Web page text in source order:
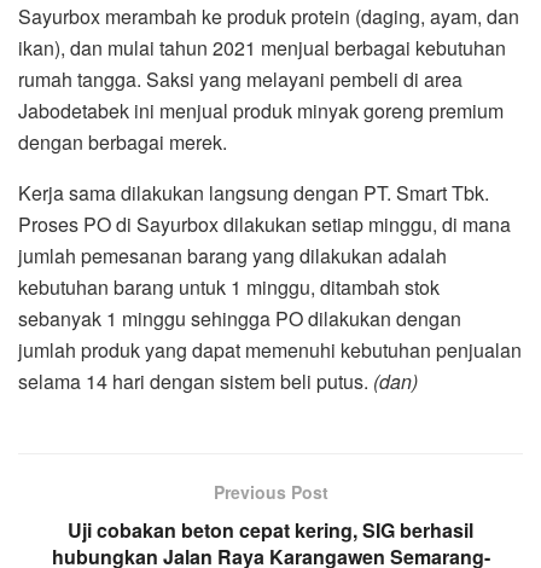
Sayurbox merambah ke produk protein (daging, ayam, dan
ikan), dan mulai tahun 2021 menjual berbagai kebutuhan
rumah tangga. Saksi yang melayani pembeli di area
Jabodetabek ini menjual produk minyak goreng premium
dengan berbagai merek.
Kerja sama dilakukan langsung dengan PT. Smart Tbk.
Proses PO di Sayurbox dilakukan setiap minggu, di mana
jumlah pemesanan barang yang dilakukan adalah
kebutuhan barang untuk 1 minggu, ditambah stok
sebanyak 1 minggu sehingga PO dilakukan dengan
jumlah produk yang dapat memenuhi kebutuhan penjualan
selama 14 hari dengan sistem beli putus. (dan)
Previous Post
Uji cobakan beton cepat kering, SIG berhasil
hubungkan Jalan Raya Karangawen Semarang-